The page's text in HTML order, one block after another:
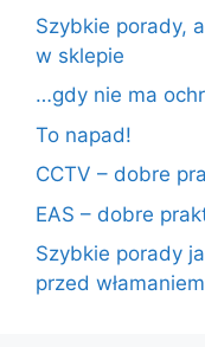
Szybkie porady,
w sklepie
…gdy nie ma
To napad!
CCTV – dobre
EAS – dobre
Szybkie porady
przed włamaniem